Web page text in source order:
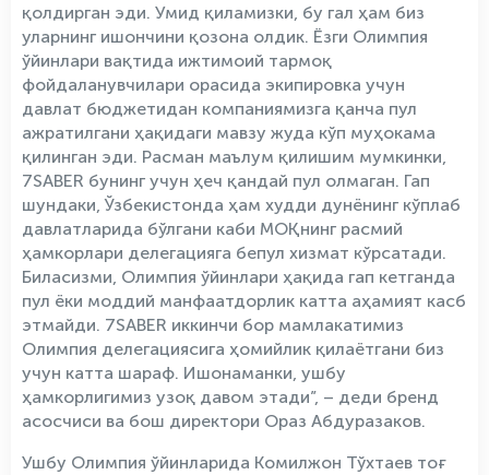
қолдирган эди. Умид қиламизки, бу гал ҳам биз
уларнинг ишончини қозона олдик. Ёзги Олимпия
ўйинлари вақтида ижтимоий тармоқ
фойдаланувчилари орасида экипировка учун
давлат бюджетидан компаниямизга қанча пул
ажратилгани ҳақидаги мавзу жуда кўп муҳокама
қилинган эди. Расман маълум қилишим мумкинки,
7SABER бунинг учун ҳеч қандай пул олмаган. Гап
шундаки, Ўзбекистонда ҳам худди дунёнинг кўплаб
давлатларида бўлгани каби МОҚнинг расмий
ҳамкорлари делегацияга бепул хизмат кўрсатади.
Биласизми, Олимпия ўйинлари ҳақида гап кетганда
пул ёки моддий манфаатдорлик катта аҳамият касб
этмайди. 7SABER иккинчи бор мамлакатимиз
Олимпия делегациясига ҳомийлик қилаётгани биз
учун катта шараф. Ишонаманки, ушбу
ҳамкорлигимиз узоқ давом этади”, – деди бренд
асосчиси ва бош директори Ораз Абдуразаков.
Ушбу Олимпия ўйинларида Комилжон Тўхтаев тоғ